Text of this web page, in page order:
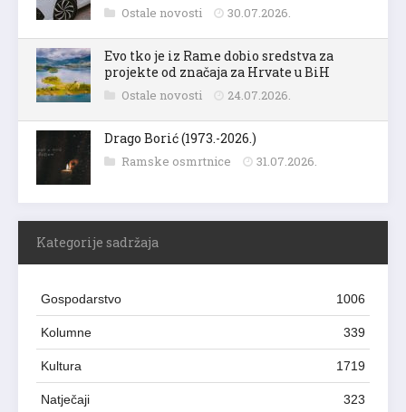
Ostale novosti 30.07.2026.
Evo tko je iz Rame dobio sredstva za
projekte od značaja za Hrvate u BiH
Ostale novosti 24.07.2026.
Drago Borić (1973.-2026.)
Ramske osmrtnice 31.07.2026.
Kategorije sadržaja
Gospodarstvo 1006
Kolumne 339
Kultura 1719
Natječaji 323